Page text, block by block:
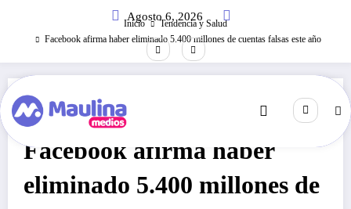
Agosto 6, 2026
Inicio
Tendencia y Salud
Facebook afirma haber eliminado 5.400 millones de cuentas falsas este año
Tendencia Y Salud
Facebook afirma haber
eliminado 5.400 millones de